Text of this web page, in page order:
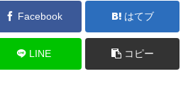
Facebook はてブ
LINE コピー